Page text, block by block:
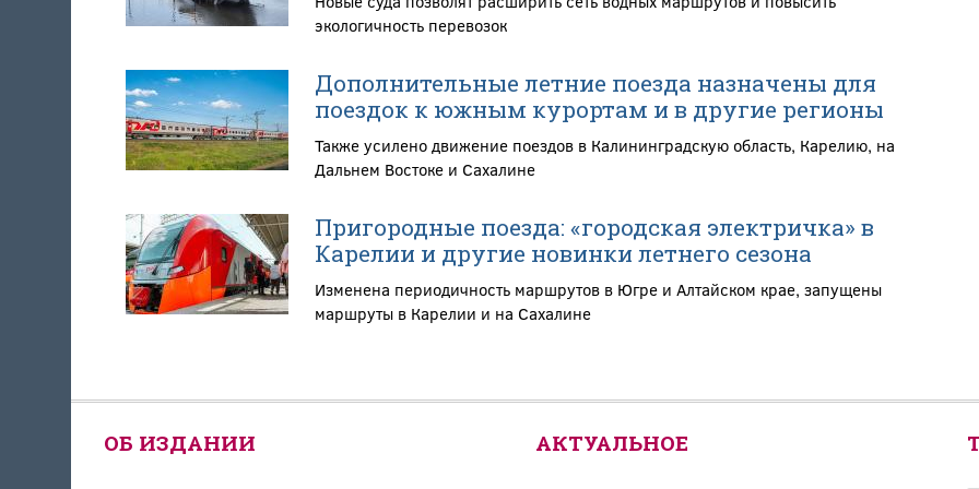
экологичность перевозок
Дополнительные летние поезда назначены для
поездок к южным курортам и в другие регионы
Также усилено движение поездов в Калининградскую область, Карелию, на
Дальнем Востоке и Сахалине
Пригородные поезда: «городская электричка» в
Карелии и другие новинки летнего сезона
Изменена периодичность маршрутов в Югре и Алтайском крае, запущены
маршруты в Карелии и на Сахалине
ОБ ИЗДАНИИ АКТУАЛЬНОЕ